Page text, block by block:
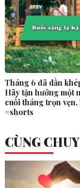
Tháng 6 đã dần
Hãy tận hưởng một
cuối tháng trọn vẹn,
#shorts
CÙNG